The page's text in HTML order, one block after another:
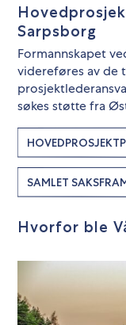
Sarpsborg
Formannskapet
videreføres av de
søkes støtte fra
SAMLET
Hvorfor ble